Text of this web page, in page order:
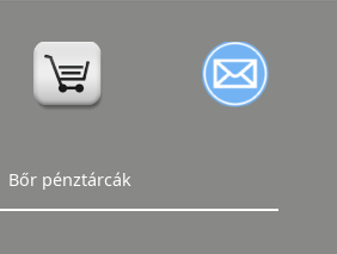
Bőr pénztárcák